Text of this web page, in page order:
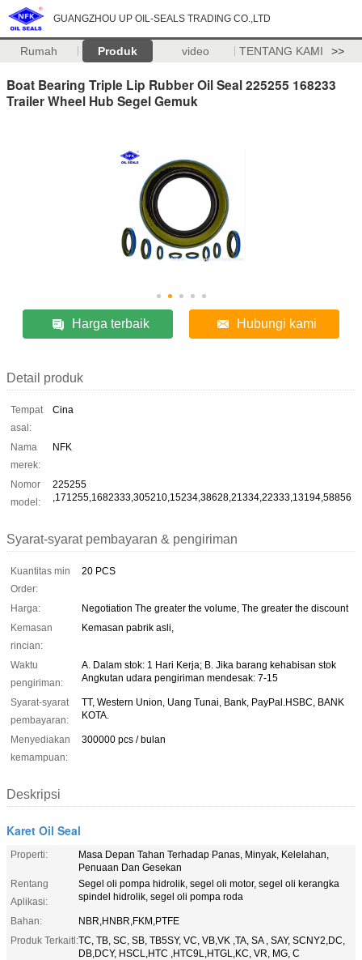
GUANGZHOU UP OIL-SEALS TRADING CO.,LTD
Rumah Produk video TENTANG KAMI >>
Boat Bearing Triple Lip Rubber Oil Seal 225255 168233
Trailer Wheel Hub Segel Gemuk
Harga terbaik Hubungi kami
Detail produk
Tempat
asal:
Cina
Nama
merek:
NFK
Nomor
model:
225255
,171255,1682333,305210,15234,38628,21334,22333,13194,58856
Syarat-syarat pembayaran & pengiriman
Kuantitas min
Order:
20 PCS
Harga:
Negotiation The greater the volume, The greater the discount
Kemasan
rincian:
Kemasan pabrik asli,
Waktu
pengiriman:
A. Dalam stok: 1 Hari Kerja; B. Jika barang kehabisan stok
Angkutan udara pengiriman mendesak: 7-15
Syarat-syarat
pembayaran:
TT, Western Union, Uang Tunai, Bank, PayPal.HSBC, BANK
KOTA.
Menyediakan
kemampuan:
300000 pcs / bulan
Deskripsi
Karet Oil Seal
Properti:
Masa Depan Tahan Terhadap Panas, Minyak, Kelelahan,
Penuaan Dan Gesekan
Rentang
Aplikasi:
Segel oli pompa hidrolik, segel oli motor, segel oli kerangka
spindel hidrolik, segel oli pompa roda
Bahan:
NBR,HNBR,FKM,PTFE
Produk Terkaitl:TC, TB, SC, SB, TB5SY, VC, VB,VK ,TA, SA , SAY, SCNY2,DC,
DB,DCY, HSCL,HTC ,HTC9L,HTGL,KC, VR, MG, C